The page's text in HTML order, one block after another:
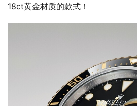
18ct黄金材质的款式！